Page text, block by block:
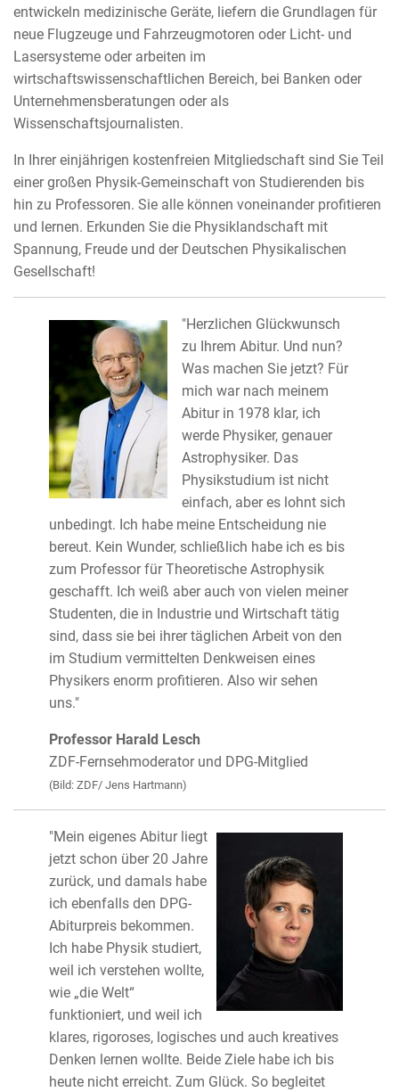
entwickeln medizinische Geräte, liefern die Grundlagen für
neue Flugzeuge und Fahrzeugmotoren oder Licht- und
Lasersysteme oder arbeiten im
wirtschaftswissenschaftlichen Bereich, bei Banken oder
Unternehmensberatungen oder als
Wissenschaftsjournalisten.
In Ihrer einjährigen kostenfreien Mitgliedschaft sind Sie Teil
einer großen Physik-Gemeinschaft von Studierenden bis
hin zu Professoren. Sie alle können voneinander profitieren
und lernen. Erkunden Sie die Physiklandschaft mit
Spannung, Freude und der Deutschen Physikalischen
Gesellschaft!
"Herzlichen Glückwunsch
zu Ihrem Abitur. Und nun?
Was machen Sie jetzt? Für
mich war nach meinem
Abitur in 1978 klar, ich
werde Physiker, genauer
Astrophysiker. Das
Physikstudium ist nicht
einfach, aber es lohnt sich
unbedingt. Ich habe meine Entscheidung nie
bereut. Kein Wunder, schließlich habe ich es bis
zum Professor für Theoretische Astrophysik
geschafft. Ich weiß aber auch von vielen meiner
Studenten, die in Industrie und Wirtschaft tätig
sind, dass sie bei ihrer täglichen Arbeit von den
im Studium vermittelten Denkweisen eines
Physikers enorm profitieren. Also wir sehen
uns."
Professor Harald Lesch
ZDF-Fernsehmoderator und DPG-Mitglied
(Bild: ZDF/ Jens Hartmann)
"Mein eigenes Abitur liegt
jetzt schon über 20 Jahre
zurück, und damals habe
ich ebenfalls den DPG-
Abiturpreis bekommen.
Ich habe Physik studiert,
weil ich verstehen wollte,
wie „die Welt“
funktioniert, und weil ich
klares, rigoroses, logisches und auch kreatives
Denken lernen wollte. Beide Ziele habe ich bis
heute nicht erreicht. Zum Glück. So begleitet